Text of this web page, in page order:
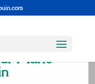
Marie